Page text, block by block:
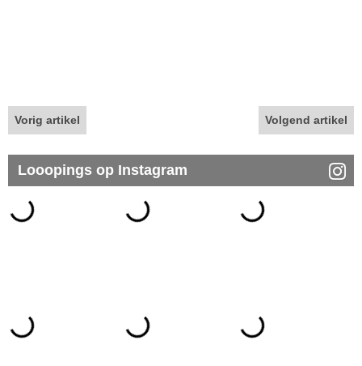
Vorig artikel Volgend artikel
Looopings op Instagram